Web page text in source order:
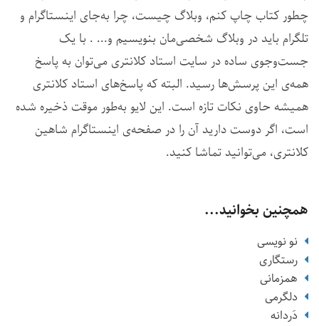
چطور کتاب چاپ کنم، وبلاگ چیست، چرا به‌جای اینستاگرام و
تلگرام باید در وبلاگ شخصی‌مان بنویسیم و... . با یک
جست‌وجوی ساده در سایت استاد کلانتری می‌توان به پاسخ
همه‌ی این پرسش‌ها رسید. البته که پاسخ‌های استاد کلانتری
همیشه حاوی نکات تازه است. این لایو به‌طور موقت ذخیره شده
است، اگر دوست دارید آن را در صفحه‌ی اینستاگرام شاهین
کلانتری، می‌توانید تماشا کنید.
همچنین بخوانید...
نو نویسی
رستگاری
همزمانی
دلگرمی
دَردانه